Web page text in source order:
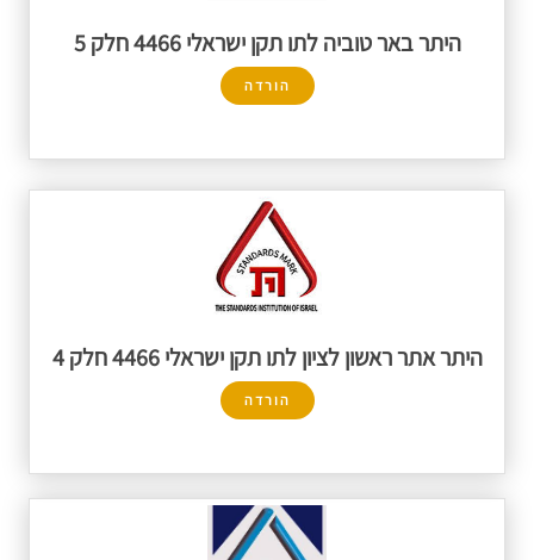
היתר באר טוביה לתו תקן ישראלי 4466 חלק 5
הורדה
היתר אתר ראשון לציון לתו תקן ישראלי 4466 חלק 4
הורדה